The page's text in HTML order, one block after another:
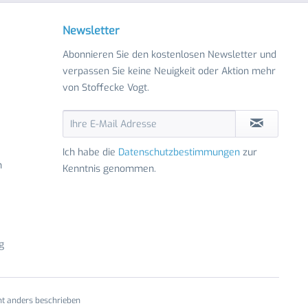
Newsletter
Abonnieren Sie den kostenlosen Newsletter und
verpassen Sie keine Neuigkeit oder Aktion mehr
von Stoffecke Vogt.
Ich habe die Datenschutzbestimmungen zur
Kenntnis genommen.
anders beschrieben